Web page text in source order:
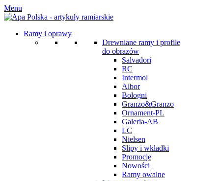
Menu
Ramy i oprawy
Drewniane ramy i profile
do obrazów
Salvadori
RC
Intermol
Albor
Bologni
Granzo&Granzo
Ornament-PL
Galeria-AB
LC
Nielsen
Slipy i wkładki
Promocje
Nowości
Ramy owalne